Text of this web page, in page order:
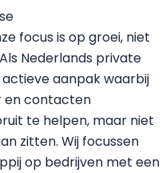
focus is op groei, niet
Nederlands private
aanpak waarbij
en contacten
te helpen, maar niet
zitten. Wij focussen
op bedrijven met een